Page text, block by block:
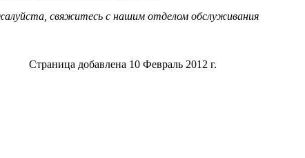
свяжитесь с нашим отделом обслуживания
Страница добавлена 10 Февраль 2012 г.